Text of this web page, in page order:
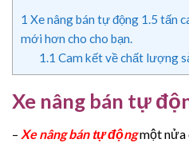
1 Xe nâng bán tự động 1.5 tấn
mới hơn cho cho bạn.
1.1 Cam kết về chất lượng
Xe nâng bán tự
– Xe nâng bán tự độngmột nửa